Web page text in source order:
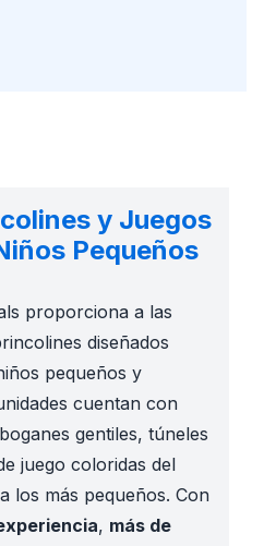
y Juegos
Pequeños
proporciona a las
diseñados
pequeños y
cuentan con
gentiles, túneles
juego coloridas del
los más pequeños. Con
, más de